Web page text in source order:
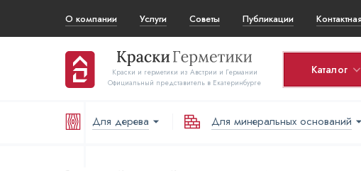
О компании Услуги Советы Публикации
Краски и герметики из Австрии и Германии
Официальный представитель в Екатеринбурге
Каталог
Корзина
Для дерева Для минеральных оснований